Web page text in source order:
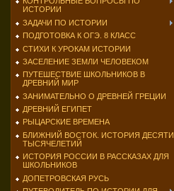
ИСТОРИИ
ЗАДАЧИ ПО ИСТОРИИ
ПОДГОТОВКА К ОГЭ. 8 КЛАСС
СТИХИ К УРОКАМ ИСТОРИИ
ЗАСЕЛЕНИЕ ЗЕМЛИ ЧЕЛОВЕКОМ
ПУТЕШЕСТВИЕ ШКОЛЬНИКОВ В
ДРЕВНИЙ МИР
ЗАНИМАТЕЛЬНО О ДРЕВНЕЙ ГРЕЦИИ
ДРЕВНИЙ ЕГИПЕТ
РЫЦАРСКИЕ ВРЕМЕНА
БЛИЖНИЙ ВОСТОК. ИСТОРИЯ ДЕСЯТИ
ТЫСЯЧЕЛЕТИЙ
ИСТОРИЯ РОССИИ В РАССКАЗАХ ДЛЯ
ШКОЛЬНИКОВ
ДОПЕТРОВСКАЯ РУСЬ